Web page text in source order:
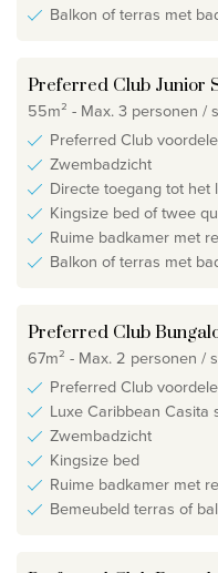
Balkon of terras met
Preferred Club Junior
55m² - Max. 3 personen /
Preferred Club
Zwembadzicht
Directe toegang tot
Kingsize bed of twee
Ruime badkamer met
Balkon of terras met
Preferred Club
67m² - Max. 2 personen /
Preferred Club
Luxe Caribbean Casita
Zwembadzicht
Kingsize bed
Ruime badkamer met
Bemeubeld terras of